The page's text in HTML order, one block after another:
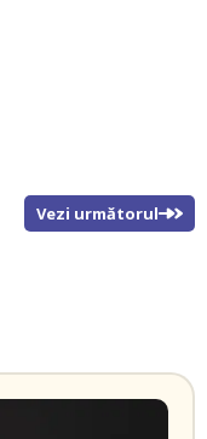
Vezi următorul